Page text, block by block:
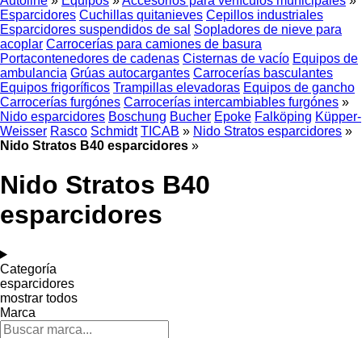
Esparcidores Cuchillas quitanieves Cepillos industriales
Esparcidores suspendidos de sal Sopladores de nieve para
acoplar Carrocerías para camiones de basura
Portacontenedores de cadenas Cisternas de vacío Equipos de
ambulancia Grúas autocargantes Carrocerías basculantes
Equipos frigoríficos Trampillas elevadoras Equipos de gancho
Carrocerías furgónes Carrocerías intercambiables furgónes »
Nido esparcidores Boschung Bucher Epoke Falköping Küpper-
Weisser Rasco Schmidt TICAB » Nido Stratos esparcidores »
Nido Stratos B40 esparcidores »
Nido Stratos B40
esparcidores
Categoría
esparcidores
mostrar todos
Marca